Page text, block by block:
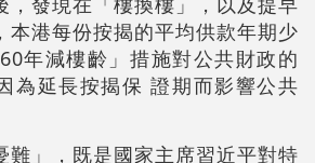
本港每份按揭的平均供款年期少
年減樓齡」措施對公共財政的
為延長按揭保 證期而影響公共
難」，既是國家主席習近平對特